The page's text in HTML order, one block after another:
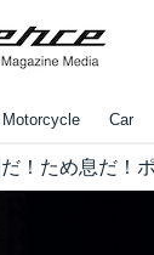
Motorcycle Car